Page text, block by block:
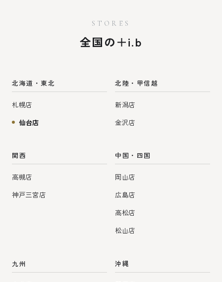
STORES
全国の＋i.b
北海道・東北
札幌店
仙台店
北陸・甲信越
新潟店
金沢店
関西
高槻店
神戸三宮店
中国・四国
岡山店
広島店
高松店
松山店
九州 沖縄